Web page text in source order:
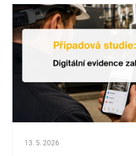
především na projekty pro
jednotek, bytové...
13. 5. 2026